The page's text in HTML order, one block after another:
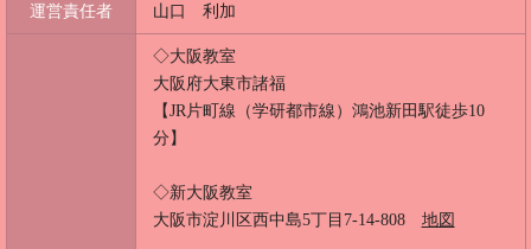
運営責任者 山口 利加
◇大阪教室
大阪府大東市諸福
【JR片町線（学研都市線）鴻池新田駅徒歩10
分】
◇新大阪教室
大阪市淀川区西中島5丁目7-14-808 地図